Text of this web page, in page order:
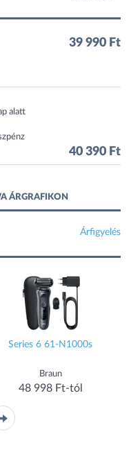
39 990 Ft
alatt
40 390 Ft
ÁRGRAFIKON
Árfigyelés
Series 6 61-N1000s
Braun
48 998 Ft-tól